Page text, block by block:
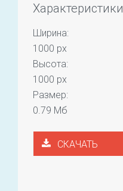
Характеристики
Ширина:
1000 px
Высота:
1000 px
Размер:
0.79 Мб
СКАЧАТЬ